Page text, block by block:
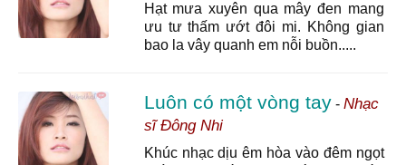
Hạt mưa xuyên qua mây đen mang
ưu tư thấm ướt đôi mi. Không gian
bao la vây quanh em nỗi buồn.....
Luôn có một vòng tay- Nhạc
sĩ Đông Nhi
Khúc nhạc dịu êm hòa vào đêm ngọt